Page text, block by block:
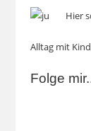
Hier
Alltag mit
Folge